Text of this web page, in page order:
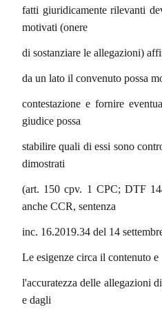
fatti giuridicamente rilevanti
motivati (onere
di sostanziare le allegazioni)
da un lato il convenuto possa
contestazione e fornire
giudice possa
stabilire quali di essi sono
dimostrati
(art. 150 cpv. 1 CPC; DTF
anche CCR, sentenza
inc. 16.2019.34 del 14
Le esigenze circa il contenuto e
l'accuratezza delle allegazioni
e dagli